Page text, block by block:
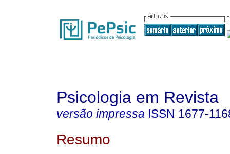
Psicologia em Revista
versão impressa ISSN 1677-
Resumo